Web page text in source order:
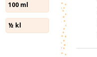
100 ml
½ kl